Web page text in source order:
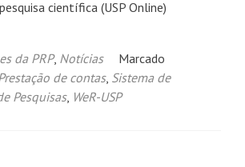
científica (USP Online)
da PRP, Notícias
Marcado
de contas, Sistema de
Pesquisas, WeR-USP